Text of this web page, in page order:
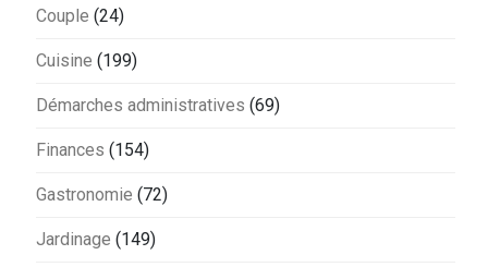
Couple (24)
Cuisine (199)
Démarches administratives (69)
Finances (154)
Gastronomie (72)
Jardinage (149)